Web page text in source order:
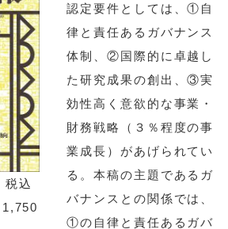
税込
認定要件としては、①自
律と責任あるガバナンス
体制、②国際的に卓越し
た研究成果の創出、③実
効性高く意欲的な事業・
財務戦略（３％程度の事
業成長）があげられてい
る。本稿の主題であるガ
バナンスとの関係では、
①の自律と責任あるガバ